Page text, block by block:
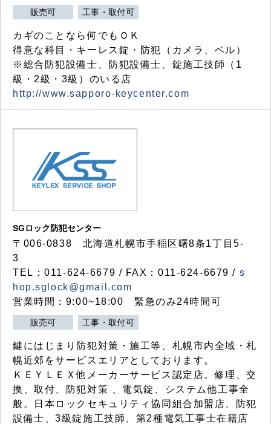
販売可 工事・取付可
カギのことなら何でもＯＫ
得意な科目・キーレス錠・防犯（カメラ、ベル）
※総合防犯設備士、防犯設備士、錠施工技師（1
級・2級・3級）のいる店
http://www.sapporo-keycenter.com
SGロック防犯センター
〒006-0838 北海道札幌市手稲区曙8条1丁目5-
3
TEL：011-624-6679 / FAX：011-624-6679 / s
hop.sglock@gmail.com
営業時間：9:00~18:00 緊急のみ24時間可
販売可 工事・取付可
鍵にはじまり防犯対策・施工等、札幌市内全域・札
幌近郊をサービスエリアとしております。
ＫＥＹＬＥＸ他メーカーサービス認定店。修理、交
換、取付、防犯対策 、電気錠、システム他工事全
般。日本ロックセキュリティ協同組合加盟店、防犯
設備士、3級錠施工技師、第2種電気工事士在籍店